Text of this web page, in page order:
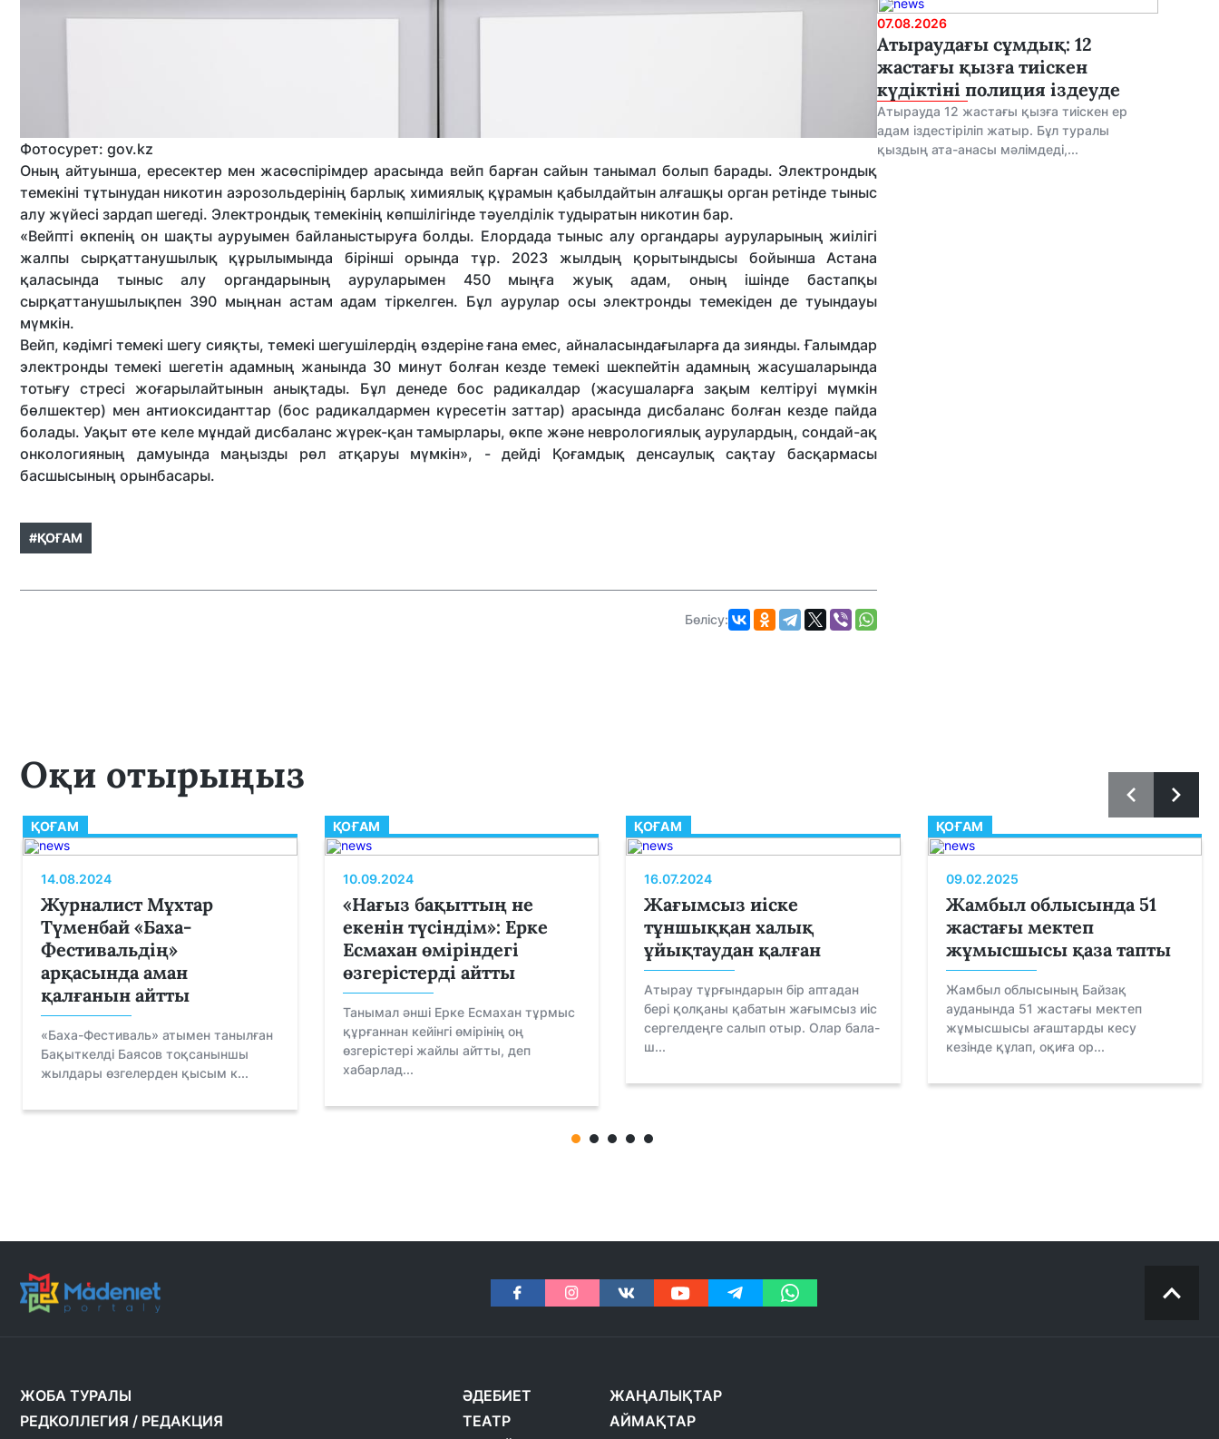
Фотосурет: gov.kz
Оның айтуынша, ересектер мен жасөспірімдер арасында вейп барған сайын танымал болып барады. Электрондық
темекіні тұтынудан никотин аэрозольдерінің барлық химиялық құрамын қабылдайтын алғашқы орган ретінде тыныс
алу жүйесі зардап шегеді. Электрондық темекінің көпшілігінде тәуелділік тудыратын никотин бар.
«Вейпті өкпенің он шақты ауруымен байланыстыруға болды. Елордада тыныс алу органдары ауруларының жиілігі
жалпы сырқаттанушылық құрылымында бірінші орында тұр. 2023 жылдың қорытындысы бойынша Астана
қаласында тыныс алу органдарының ауруларымен 450 мыңға жуық адам, оның ішінде бастапқы
сырқаттанушылықпен 390 мыңнан астам адам тіркелген. Бұл аурулар осы электронды темекіден де туындауы
мүмкін.
Вейп, кәдімгі темекі шегу сияқты, темекі шегушілердің өздеріне ғана емес, айналасындағыларға да зиянды. Ғалымдар
электронды темекі шегетін адамның жанында 30 минут болған кезде темекі шекпейтін адамның жасушаларында
тотығу стресі жоғарылайтынын анықтады. Бұл денеде бос радикалдар (жасушаларға зақым келтіруі мүмкін
бөлшектер) мен антиоксиданттар (бос радикалдармен күресетін заттар) арасында дисбаланс болған кезде пайда
болады. Уақыт өте келе мұндай дисбаланс жүрек-қан тамырлары, өкпе және неврологиялық аурулардың, сондай-ақ
онкологияның дамуында маңызды рөл атқаруы мүмкін», - дейді Қоғамдық денсаулық сақтау басқармасы
басшысының орынбасары.
#ҚОҒАМ
Бөлісу:
07.08.2026
Атыраудағы сұмдық: 12
жастағы қызға тиіскен
күдіктіні полиция іздеуде
Атырауда 12 жастағы қызға тиіскен ер
адам іздестіріліп жатыр. Бұл туралы
қыздың ата-анасы мәлімдеді,...
Оқи отырыңыз
ҚОҒАМ
14.08.2024
Журналист Мұхтар
Түменбай «Баха-
Фестивальдің»
арқасында аман
қалғанын айтты
«Баха-Фестиваль» атымен танылған
Бақыткелді Баясов тоқсаныншы
жылдары өзгелерден қысым к...
ҚОҒАМ
10.09.2024
«Нағыз бақыттың не
екенін түсіндім»: Ерке
Есмахан өміріндегі
өзгерістерді айтты
Танымал әнші Ерке Есмахан тұрмыс
құрғаннан кейінгі өмірінің оң
өзгерістері жайлы айтты, деп
хабарлад...
ҚОҒАМ
16.07.2024
Жағымсыз иіске
тұншыққан халық
ұйықтаудан қалған
Атырау тұрғындарын бір аптадан
бері қолқаны қабатын жағымсыз иіс
сергелдеңге салып отыр. Олар бала-
ш...
ҚОҒАМ
09.02.2025
Жамбыл облысында 51
жастағы мектеп
жұмысшысы қаза тапты
Жамбыл облысының Байзақ
ауданында 51 жастағы мектеп
жұмысшысы ағаштарды кесу
кезінде құлап, оқиға ор...
ЖОБА ТУРАЛЫ
РЕДКОЛЛЕГИЯ / РЕДАКЦИЯ
ӘДЕБИЕТ
ТЕАТР
ЖАҢАЛЫҚТАР
АЙМАҚТАР